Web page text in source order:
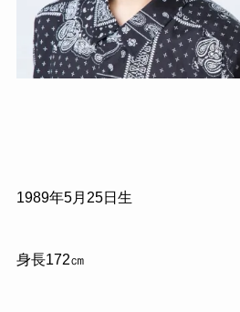
1989年5月25日生
身長172㎝